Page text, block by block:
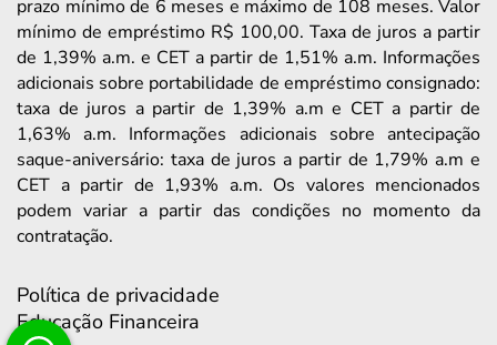
prazo mínimo de 6 meses e máximo de 108 meses. Valor
mínimo de empréstimo R$ 100,00. Taxa de juros a partir
de 1,39% a.m. e CET a partir de 1,51% a.m. Informações
adicionais sobre portabilidade de empréstimo consignado:
taxa de juros a partir de 1,39% a.m e CET a partir de
1,63% a.m. Informações adicionais sobre antecipação
saque-aniversário: taxa de juros a partir de 1,79% a.m e
CET a partir de 1,93% a.m. Os valores mencionados
podem variar a partir das condições no momento da
contratação.
Política de privacidade
Educação Financeira